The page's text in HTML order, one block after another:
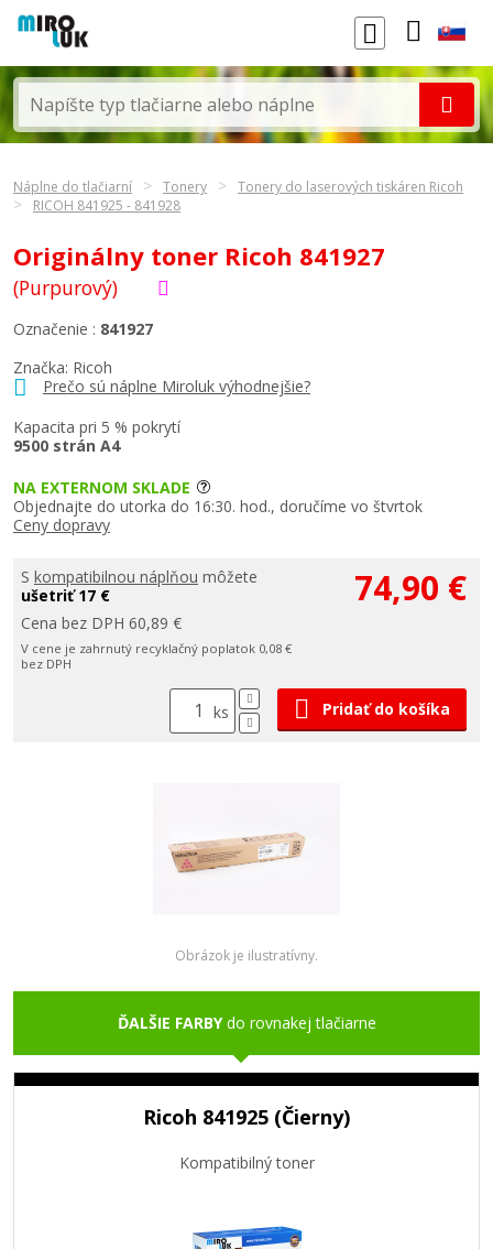
Náplne do tlačiarní Tonery
Tonery do laserových tiskáren Ricoh
RICOH 841925 - 841928
Originálny toner Ricoh 841927
(Purpurový)
Značka: Ricoh
Prečo sú náplne Miroluk výhodnejšie?
Kapacita pri 5 % pokrytí
9500 strán A4
Označenie : 841927
NA EXTERNOM SKLADE
Objednajte do utorka do 16:30. hod., doručíme vo štvrtok
Ceny dopravy
S kompatibilnou náplňou môžete
ušetriť 17 €
Cena bez DPH 60,89 €
V cene je zahrnutý recyklačný poplatok 0,08 €
bez DPH
74,90 €
ks Pridať do košíka
Obrázok je ilustratívny.
ĎALŠIE FARBYdo rovnakej tlačiarne
Ricoh 841925 (Čierny)
Kompatibilný toner